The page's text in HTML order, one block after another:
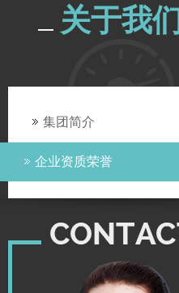
关于我们
集团简介
企业资质荣誉